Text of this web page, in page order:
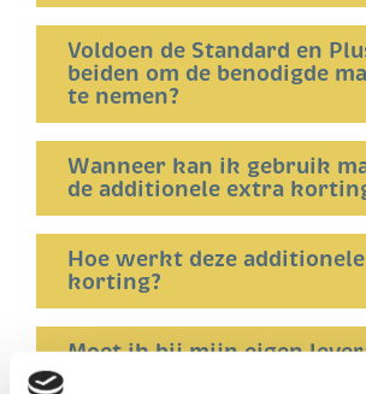
Voldoen de Standard en
beiden om de benodigde
te nemen?
Wanneer kan ik gebruik
de additionele extra
Hoe werkt deze
korting?
Moet ik bij mijn eigen